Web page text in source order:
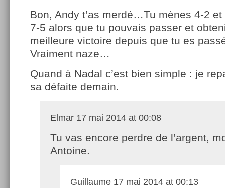
Bon, Andy t’as merdé…Tu mènes 4-2
7-5 alors que tu pouvais passer et
meilleure victoire depuis que tu es
Vraiment naze…
Quand à Nadal c’est bien simple : je
sa défaite demain.
Elmar 17 mai 2014 at 00:08
Tu vas encore perdre de l’argent,
Antoine.
Guillaume 17 mai 2014 at 00:13